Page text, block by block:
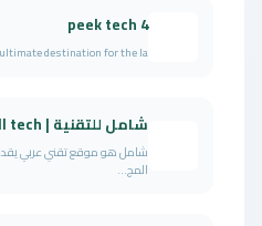
4 peek tech
destination for the la...
شامل للتقنية | Shamll tech
شامل هو موقع تقني عربي
المج...